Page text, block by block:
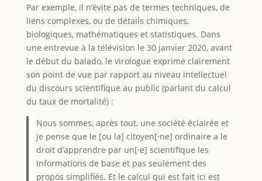
Par exemple, il n’évite pas de termes techniques, de
liens complexes, ou de détails chimiques,
biologiques, mathématiques et statistiques. Dans
une entrevue à la télévision le 30 janvier 2020, avant
le début du balado, le virologue exprime clairement
son point de vue par rapport au niveau intellectuel
du discours scientifique au public (parlant du calcul
du taux de mortalité) :
Nous sommes, après tout, une société éclairée et
je pense que le [ou la] citoyen[·ne] ordinaire a le
droit d’apprendre par un[·e] scientifique les
informations de base et pas seulement des
propos simplifiés. Et le calcul qui est fait ici est